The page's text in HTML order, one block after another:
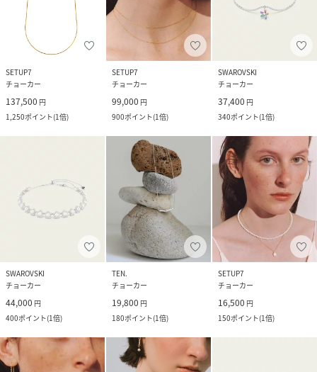
SETUP7
チョーカー
137,500 円
1,250ポイント(1倍)
SETUP7
チョーカー
99,000 円
900ポイント(1倍)
SWAROVSKI
チョーカー
37,400 円
340ポイント(1倍)
SWAROVSKI
チョーカー
44,000 円
400ポイント(1倍)
TEN.
チョーカー
19,800 円
180ポイント(1倍)
SETUP7
チョーカー
16,500 円
150ポイント(1倍)